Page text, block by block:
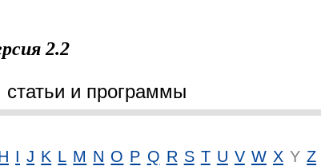
2.2
статьи и программы
I J K L M N O P Q R S T U V W X Y Z